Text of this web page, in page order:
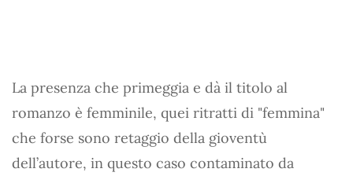
La presenza che primeggia e dà il titolo al
romanzo è femminile, quei ritratti di "femmina"
che forse sono retaggio della gioventù
dell’autore, in questo caso contaminato da